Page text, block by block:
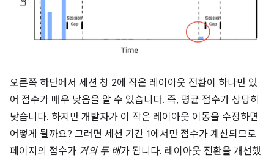
오른쪽 하단에서 세션 창 2에 작은 레이아웃 전환이 하나만 있
어 점수가 매우 낮음을 알 수 있습니다. 즉, 평균 점수가 상당히
낮습니다. 하지만 개발자가 이 작은 레이아웃 이동을 수정하면
어떻게 될까요? 그러면 세션 기간 1에서만 점수가 계산되므로
페이지의 점수가 거의 두 배가 됩니다. 레이아웃 전환을 개선했